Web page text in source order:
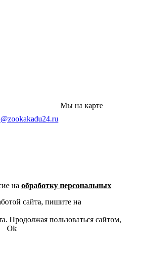
Мы на карте
на обработку персональных
сайта, пишите на
Продолжая пользоваться сайтом,
Ok